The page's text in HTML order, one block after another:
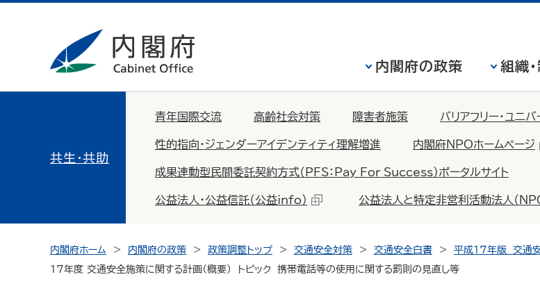
内閣府の政策 組織
共生・共助
青年国際交流 高齢社会対策 障害者施策 バリアフリー・ユニ
性的指向・ジェンダーアイデンティティ理解増進 内閣府NPOホームページ
成果連動型民間委託契約方式（PFS：Pay For Success）ポータルサイト
公益法人・公益信託（公益info） 公益法人と特定非営利活動法人（
内閣府ホーム 内閣府の政策 政策調整トップ 交通安全対策 交通安全白書 平成17年版 交通
17年度 交通安全施策に関する計画（概要） トピック 携帯電話等の使用に関する罰則の見直し等